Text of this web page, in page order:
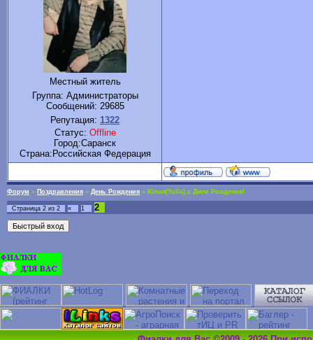
Местный житель
Группа: Администраторы
Сообщений: 29685
Репутация: 1322
Статус: Offline
Город:Саранск
Cтрана:Российская Федерация
Форум » Поздравления » День Рождения » Юлия(Yulia),с Днем Рождения!
Страница 2 из 2 « 1 2